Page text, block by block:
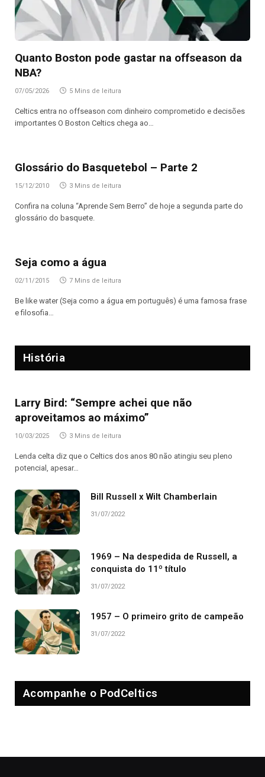
Quanto Boston pode gastar na offseason da
NBA?
07/05/2026 5 Mins de leitura
Celtics entra no offseason com dinheiro comprometido e decisões
importantes O Boston Celtics chega ao…
Glossário do Basquetebol – Parte 2
15/12/2010 3 Mins de leitura
Confira na coluna “Aprende Sem Berro” de hoje a segunda parte do
glossário do basquete.
Seja como a água
02/11/2015 7 Mins de leitura
Be like water (Seja como a água em português) é uma famosa frase
e filosofia…
História
Larry Bird: “Sempre achei que não
aproveitamos ao máximo”
10/03/2025 3 Mins de leitura
Lenda celta diz que o Celtics dos anos 80 não atingiu seu pleno
potencial, apesar…
Bill Russell x Wilt Chamberlain
31/07/2022
1969 – Na despedida de Russell, a
conquista do 11º título
31/07/2022
1957 – O primeiro grito de campeão
31/07/2022
Acompanhe o PodCeltics